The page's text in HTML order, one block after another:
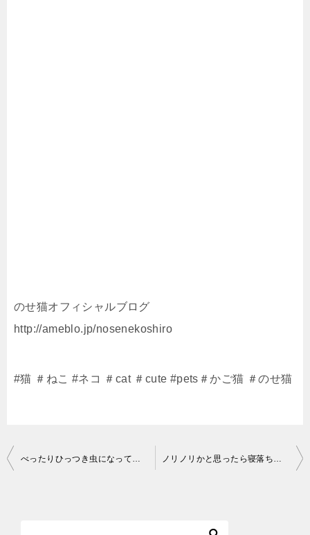
のせ猫オフィシャルブログ
http://ameblo.jp/nosenekoshiro
#猫 ＃ねこ #ネコ ＃cat ＃cute #pets＃かご猫 ＃のせ猫
投
べったりひっつき虫になって寝る猫 /Sleeping cat on her owner working
ノリノリかと思ったら寝落ちした猫 #Shorts A cat that fell asleep while moving his hands